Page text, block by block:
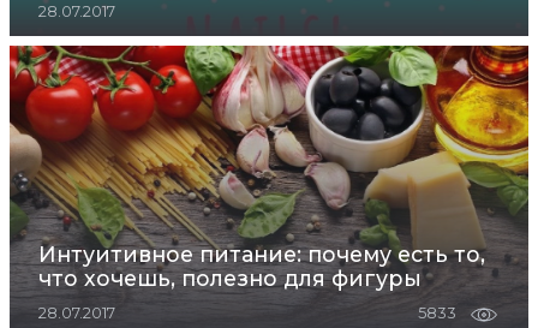
28.07.2017
Интуитивное питание: почему есть то,
что хочешь, полезно для фигуры
28.07.2017 5833